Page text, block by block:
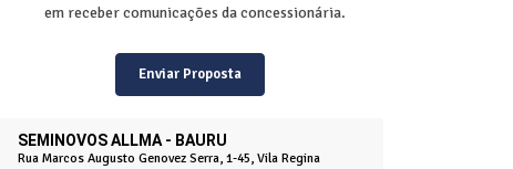
SEMINOVOS ALLMA - BAURU
Rua Marcos Augusto Genovez Serra, 1-45, Vila Regina
em receber comunicações da concessionária.
Enviar Proposta